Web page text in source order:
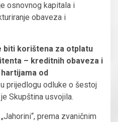
osnovnog kapitala i
obaveza i
biti korištena za otplatu
– kreditnih obaveza i
od
prijedlogu odluke o šestoj
Skupština usvojila.
prema zvaničnim